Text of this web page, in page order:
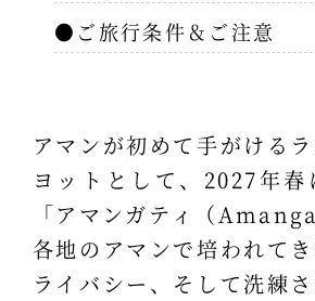
●ご旅行条件＆ご注意
アマンが初めて手がける
ヨットとして、2027年春
「アマンガティ（
各地のアマンで培われて
ライバシー、そして洗練